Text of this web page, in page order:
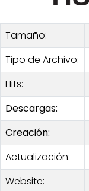
Tamaño:
Tipo de Archivo:
Hits:
Descargas:
Creación:
Actualización:
Website: